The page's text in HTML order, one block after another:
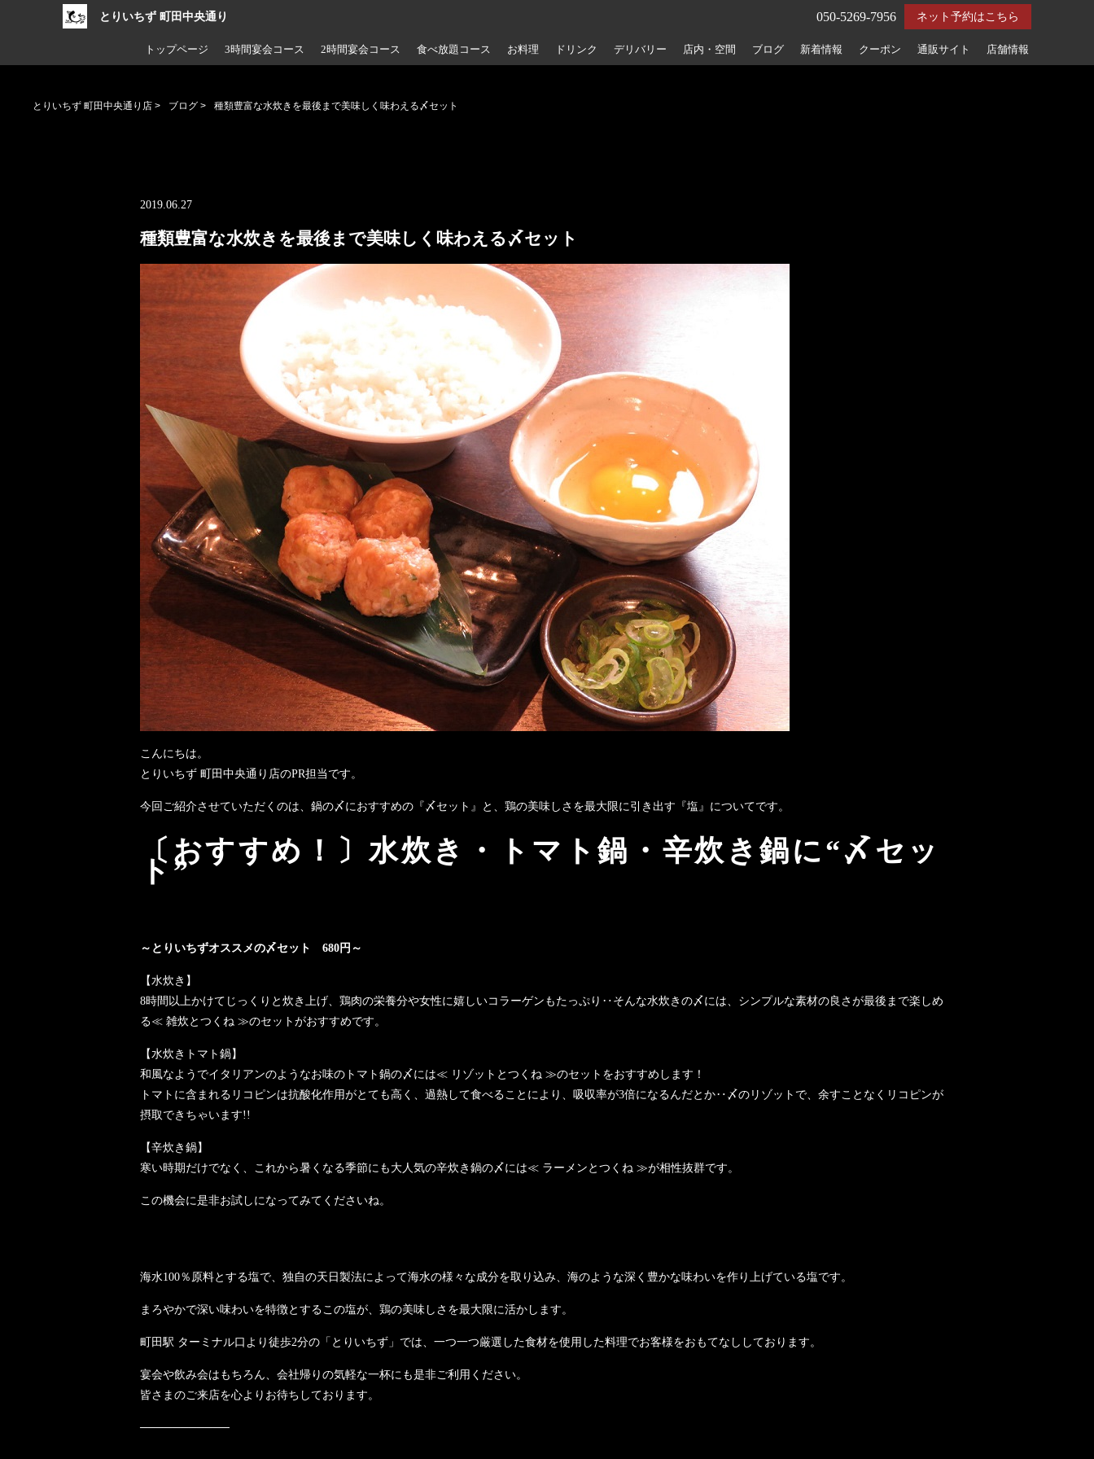
とりいちず 町田中央通り ネット予約はこちら
050-5269-7956
トップページ 3時間宴会コース 2時間宴会コース 食べ放題コース お料理 ドリンク デリバリー 店内・空間 ブログ 新着情報 クーポン 通販サイト 店舗情報
とりいちず 町田中央通り店 > ブログ > 種類豊富な水炊きを最後まで美味しく味わえる〆セット
2019.06.27
種類豊富な水炊きを最後まで美味しく味わえる〆セット
こんにちは。
とりいちず 町田中央通り店のPR担当です。
今回ご紹介させていただくのは、鍋の〆におすすめの『〆セット』と、鶏の美味しさを最大限に引き出す『塩』についてです。
〔おすすめ！〕水炊き・トマト鍋・辛炊き鍋に“〆セッ
ト”
～とりいちずオススメの〆セット 680円～
【水炊き】
8時間以上かけてじっくりと炊き上げ、鶏肉の栄養分や女性に嬉しいコラーゲンもたっぷり‥そんな水炊きの〆には、シンプルな素材の良さが最後まで楽しめ
る≪ 雑炊とつくね ≫のセットがおすすめです。
【水炊きトマト鍋】
和風なようでイタリアンのようなお味のトマト鍋の〆には≪ リゾットとつくね ≫のセットをおすすめします！
トマトに含まれるリコピンは抗酸化作用がとても高く、過熱して食べることにより、吸収率が3倍になるんだとか‥〆のリゾットで、余すことなくリコピンが
摂取できちゃいます!!
【辛炊き鍋】
寒い時期だけでなく、これから暑くなる季節にも大人気の辛炊き鍋の〆には≪ ラーメンとつくね ≫が相性抜群です。
この機会に是非お試しになってみてくださいね。
海水100％原料とする塩で、独自の天日製法によって海水の様々な成分を取り込み、海のような深く豊かな味わいを作り上げている塩です。
まろやかで深い味わいを特徴とするこの塩が、鶏の美味しさを最大限に活かします。
町田駅 ターミナル口より徒歩2分の「とりいちず」では、一つ一つ厳選した食材を使用した料理でお客様をおもてなししております。
宴会や飲み会はもちろん、会社帰りの気軽な一杯にも是非ご利用ください。
皆さまのご来店を心よりお待ちしております。
───────────